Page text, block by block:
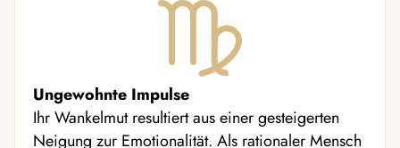
Ungewohnte Impulse
Ihr Wankelmut resultiert aus einer gesteigerten
Neigung zur Emotionalität. Als rationaler Mensch